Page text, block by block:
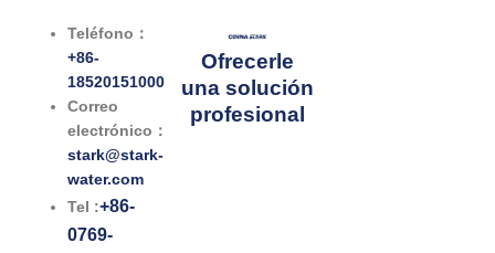
contenido
Teléfono：
+86-
18520151000
Correo
electrónico：
stark@stark-
water.com
Tel :+86-
0769-
Ofrecerle
una solución
profesional